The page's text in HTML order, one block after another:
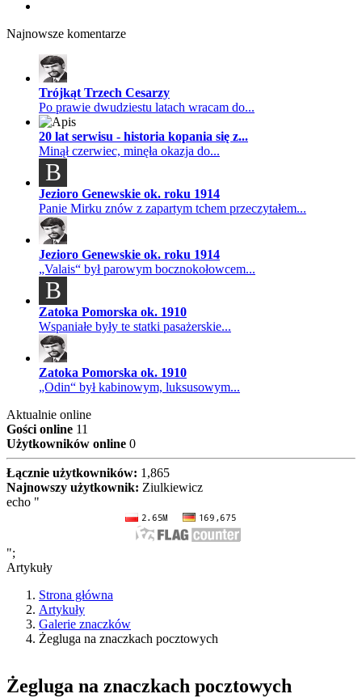
Najnowsze komentarze
Trójkąt Trzech Cesarzy
Po prawie dwudziestu latach wracam do...
20 lat serwisu - historia kopania się z...
Minął czerwiec, minęła okazja do...
B
Jezioro Genewskie ok. roku 1914
Panie Mirku znów z zapartym tchem przeczytałem...
Jezioro Genewskie ok. roku 1914
„Valais“ był parowym bocznokołowcem...
B
Zatoka Pomorska ok. 1910
Wspaniałe były te statki pasażerskie...
Zatoka Pomorska ok. 1910
„Odin“ był kabinowym, luksusowym...
Aktualnie online
Gości online 11
Użytkowników online 0
Łącznie użytkowników: 1,865
Najnowszy użytkownik: Ziulkiewicz
echo "
";
Artykuły
Strona główna
Artykuły
Galerie znaczków
Żegluga na znaczkach pocztowych
Żegluga na znaczkach pocztowych